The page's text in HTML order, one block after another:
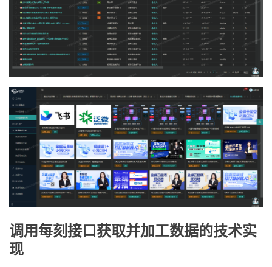
调用每刻接口获取并加工数据的技术实
现